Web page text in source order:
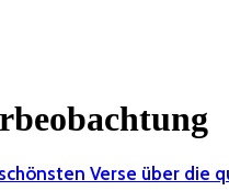
Verse über die